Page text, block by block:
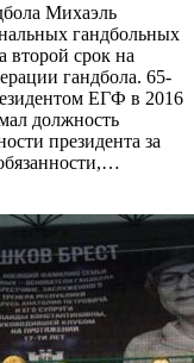
Михаэль
гандбольных
второй срок на
гандбола. 65-
ЕГФ в 2016
должность
президента за